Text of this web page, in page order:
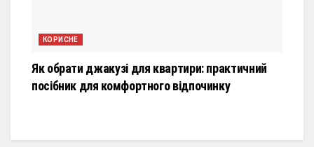
КОРИСНЕ
Як обрати джакузі для квартири: практичний
посібник для комфортного відпочинку